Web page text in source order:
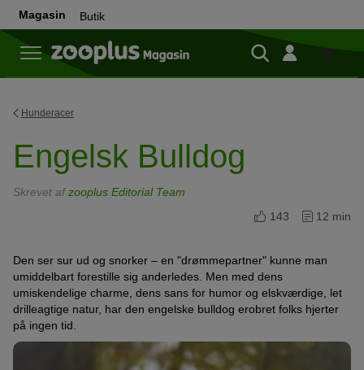
Magasin Butik
Butik
Hunderacer
Engelsk Bulldog
Skrevet afzooplus Editorial Team
143
12 min
Den ser sur ud og snorker – en "drømmepartner" kunne man
umiddelbart forestille sig anderledes. Men med dens
umiskendelige charme, dens sans for humor og elskværdige, let
drilleagtige natur, har den engelske bulldog erobret folks hjerter
på ingen tid.